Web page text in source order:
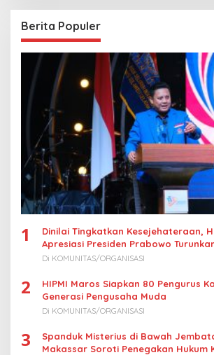
a
s
i
o
Berita Populer
1
Dinilai Tingkatkan Kesejehateraan,
Apresiasi Presiden Prabowo
Nelayan
Di KOMUNITAS/ORGANISASI
2
HIPMI Maros Siapkan 80 Pengurus
Generasi Pengusaha Muda
Di KOMUNITAS/ORGANISASI
3
Spanduk Misterius di Bawah
Makassar Soroti Penegakan Hukum